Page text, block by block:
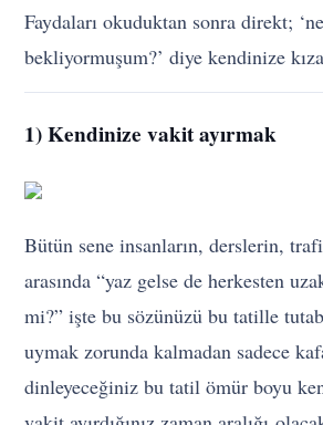
Faydaları okuduktan sonra direkt;
bekliyormuşum?’ diye kendinize
1) Kendinize vakit ayırmak
Bütün sene insanların, derslerin,
arasında “yaz gelse de herkesten
mi?” işte bu sözünüzü bu tatille
uymak zorunda kalmadan sadece
dinleyeceğiniz bu tatil ömür boyu